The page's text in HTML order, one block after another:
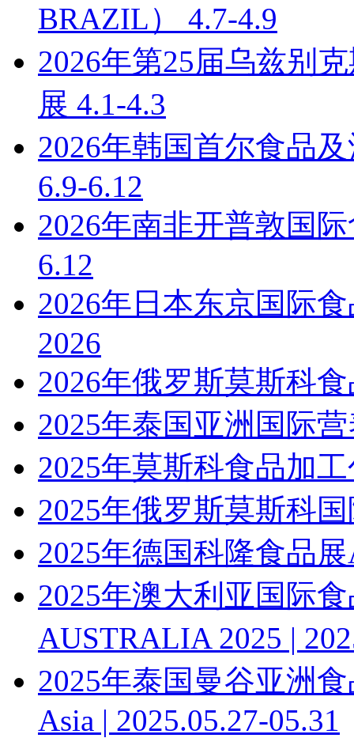
BRAZIL） 4.7-4.9
2026年第25届乌兹别
展 4.1-4.3
2026年韩国首尔食品
6.9-6.12
2026年南非开普敦国
6.12
2026年日本东京国际
2026
2026年俄罗斯莫斯科
2025年泰国亚洲国际
2025年莫斯科食品加
2025年俄罗斯莫斯科
2025年德国科隆食品
2025年澳大利亚国际
AUSTRALIA 2025 |
2025年泰国曼谷亚洲
Asia | 2025.05.27-05.31